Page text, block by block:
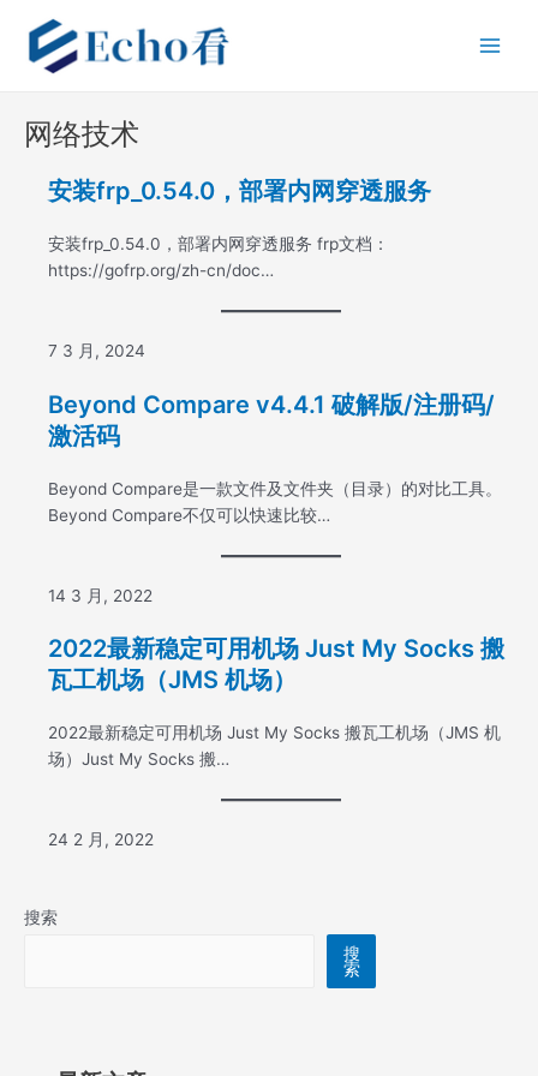
网络技术
安装frp_0.54.0，部署内网穿透服务
安装frp_0.54.0，部署内网穿透服务 frp文档：
https://gofrp.org/zh-cn/doc…
7 3 月, 2024
Beyond Compare v4.4.1 破解版/注册码/
激活码
Beyond Compare是一款文件及文件夹（目录）的对比工具。
Beyond Compare不仅可以快速比较…
14 3 月, 2022
2022最新稳定可用机场 Just My Socks 搬
瓦工机场（JMS 机场）
2022最新稳定可用机场 Just My Socks 搬瓦工机场（JMS 机
场）Just My Socks 搬…
24 2 月, 2022
搜索
搜
索